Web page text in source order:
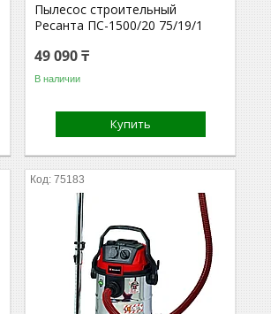
Пылесос строительный
Ресанта ПС-1500/20 75/19/1
49 090 ₸
В наличии
Купить
75183